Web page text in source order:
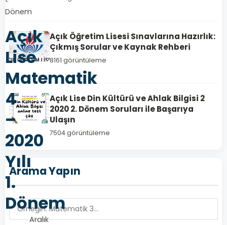
Dönem
Açık
Lise
Matematik
4
–
2020
Yılı
1.
Dönem
Aralık
Açık Öğretim Lisesi Sınavlarına Hazırlık:
Çıkmış Sorular ve Kaynak Rehberi
8161 görüntüleme
Açık Lise Din Kültürü ve Ahlak Bilgisi 2
2020 2. Dönem Soruları ile Başarıya
Ulaşın
7504 görüntüleme
Arama Yapın